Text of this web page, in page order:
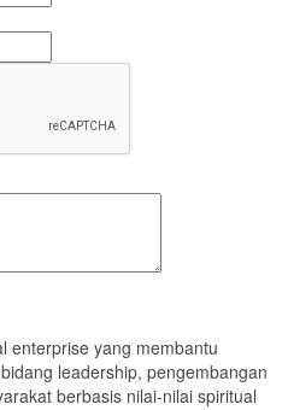
enterprise yang membantu
leadership, pengembangan
berbasis nilai-nilai spiritual